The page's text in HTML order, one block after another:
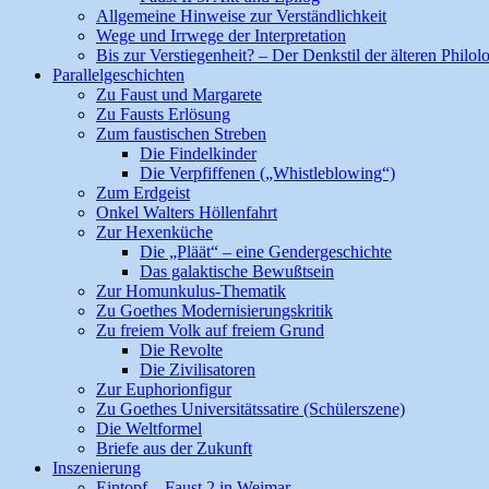
Allgemeine Hinweise zur Verständlichkeit
Wege und Irrwege der Interpretation
Bis zur Verstiegenheit? – Der Denkstil der älteren
Parallelgeschichten
Zu Faust und Margarete
Zu Fausts Erlösung
Zum faustischen Streben
Die Findelkinder
Die Verpfiffenen („Whistleblowing“)
Zum Erdgeist
Onkel Walters Höllenfahrt
Zur Hexenküche
Die „Pläät“ – eine Gendergeschichte
Das galaktische Bewußtsein
Zur Homunkulus-Thematik
Zu Goethes Modernisierungskritik
Zu freiem Volk auf freiem Grund
Die Revolte
Die Zivilisatoren
Zur Euphorionfigur
Zu Goethes Universitätssatire (Schülerszene)
Die Weltformel
Briefe aus der Zukunft
Inszenierung